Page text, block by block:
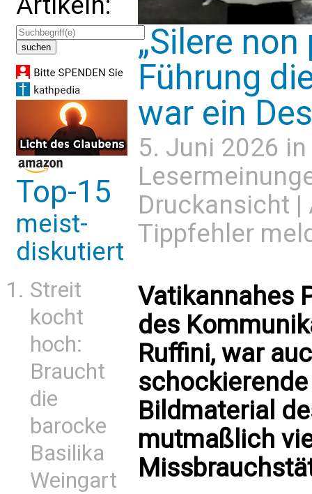
Top-15
meist-
diskutiert
Streit
kocht
hoch:
Braucht
die
barocke
Basilika
Weingart
„Silere non
Führung
war ein
5. Juni 2026 in
Druckansicht |
Tippfehler
Vatikannahes
des
Ruffini, war
Bildmaterial
mutmaßlich